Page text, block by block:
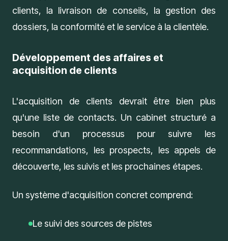
clients, la livraison de conseils, la gestion des
dossiers, la conformité et leservice à la clientèle.
Développement des affaires et
acquisition de clients
L'acquisition de clients devrait être bien plus
qu'une liste de contacts. Un cabinet structuré a
besoin d'un processus pour suivre les
recommandations, les prospects, les appels de
découverte, les suivis et les prochaines étapes.
Un système d'acquisition concret comprend:
Le suivi des sources de pistes